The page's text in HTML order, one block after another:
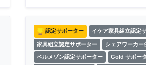
認定サポーター イケア家具組立認定
家具組立認定サポーター シェアワーカー
ベルメゾン認定サポーター Gold サポー